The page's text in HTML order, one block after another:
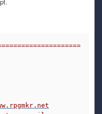
con il pc? questo caldo sta
hardware. Anch'io sto
dedico ad Alcyone